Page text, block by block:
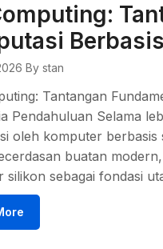
By stan
Tantangan
Pendahuluan Selama
oleh komputer
buatan
silikon sebagai fondasi